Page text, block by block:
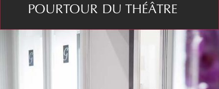
POURTOUR DU THÉÂTRE